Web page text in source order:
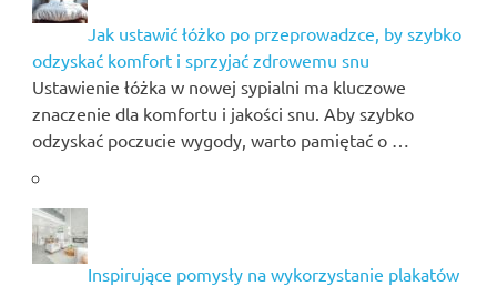
Jak ustawić łóżko po przeprowadzce, by szybko
odzyskać komfort i sprzyjać zdrowemu snu
Ustawienie łóżka w nowej sypialni ma kluczowe
znaczenie dla komfortu i jakości snu. Aby szybko
odzyskać poczucie wygody, warto pamiętać o …
Inspirujące pomysły na wykorzystanie plakatów